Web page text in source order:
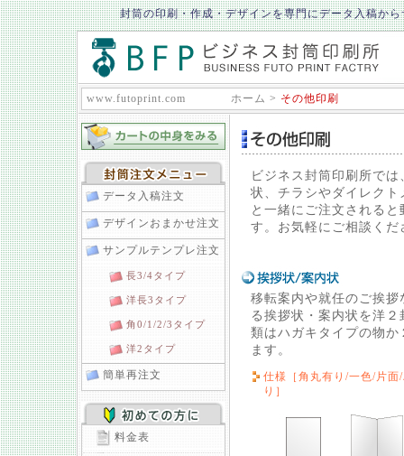
封筒の印刷・作成・デザインを専門にデータ入稿か
www.futoprint.com ホーム > その他印刷
データ入稿注文
デザインおまかせ注文
サンプルテンプレ注文
長3/4タイプ
洋長3タイプ
角0/1/2/3タイプ
洋2タイプ
簡単再注文
料金表
ビジネス封筒印刷所で
状、チラシやダイレク
と一緒にご注文される
す。お気軽にご相談くだ
移転案内や就任のご挨
る挨拶状・案内状を洋
類はハガキタイプの物
ます。
仕様［角丸有り/一色/片面
り］